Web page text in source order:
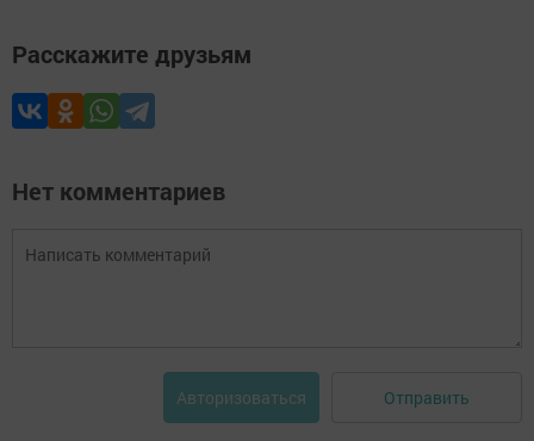
Расскажите друзьям
Нет комментариев
Авторизоваться Отправить